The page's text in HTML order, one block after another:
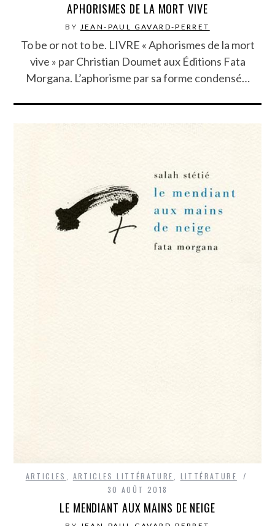
APHORISMES DE LA MORT VIVE
BY JEAN-PAUL GAVARD-PERRET
To be or not to be. LIVRE « Aphorismes de la mort
vive » par Christian Doumet aux Éditions Fata
Morgana. L’aphorisme par sa forme condensé…
ARTICLES ARTICLES LITTÉRATURE
LITTÉRATURE
30 AOÛT 2018
LE MENDIANT AUX MAINS DE NEIGE